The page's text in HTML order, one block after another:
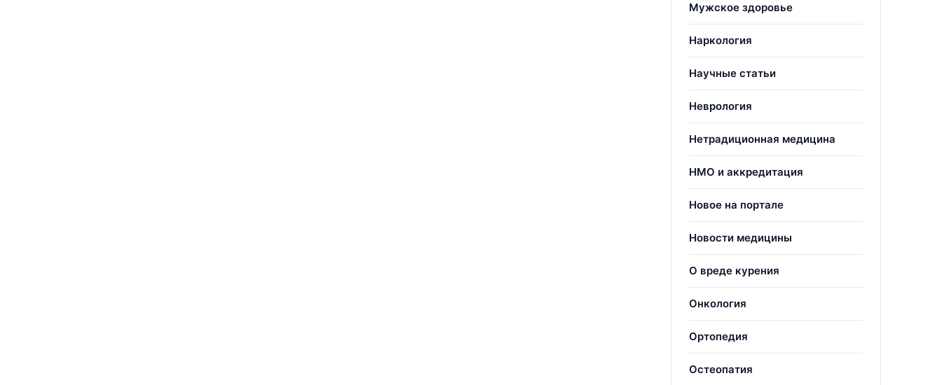
Мужское здоровье
Наркология
Научные статьи
Неврология
Нетрадиционная медицина
НМО и аккредитация
Новое на портале
Новости медицины
О вреде курения
Онкология
Ортопедия
Остеопатия